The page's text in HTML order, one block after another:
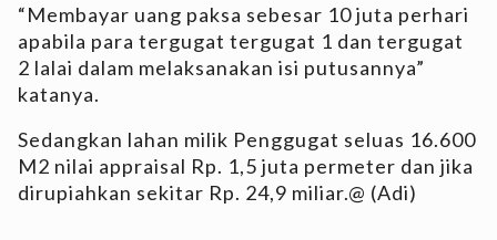
“Membayar uang paksa sebesar 10 juta perhari
apabila para tergugat tergugat 1 dan tergugat
2 lalai dalam melaksanakan isi putusannya”
katanya.
Sedangkan lahan milik Penggugat seluas 16.600
M2 nilai appraisal Rp. 1,5 juta permeter dan jika
dirupiahkan sekitar Rp. 24,9 miliar.@ (Adi)